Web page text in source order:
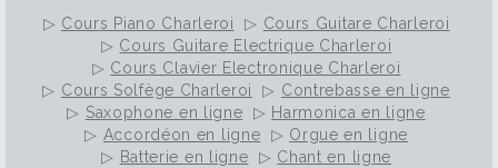
▷ Cours Piano Charleroi ▷ Cours Guitare Charleroi
▷ Cours Guitare Electrique Charleroi
▷ Cours Clavier Electronique Charleroi
▷ Cours Solfège Charleroi ▷ Contrebasse en ligne
▷ Saxophone en ligne ▷ Harmonica en ligne
▷ Accordéon en ligne ▷ Orgue en ligne
▷ Batterie en ligne ▷ Chant en ligne